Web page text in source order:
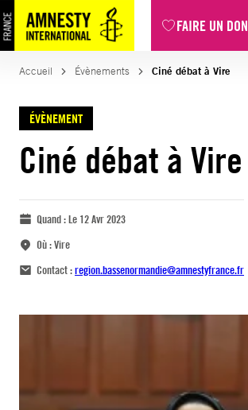
FAIRE UN DON
Accueil Évènements Ciné débat à Vire
ÉVÈNEMENT
Ciné débat à Vire
Quand :Le 12 Avr 2023
Où :Vire
Contact :region.bassenormandie@amnestyfrance.fr